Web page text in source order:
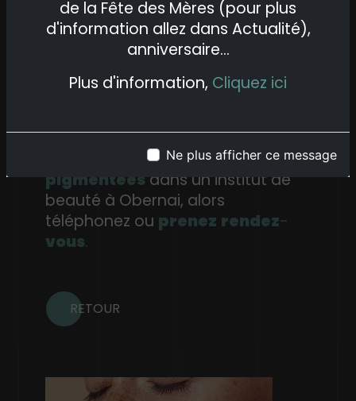
de la Fête des Mères (pour plus
d'information allez dans Actualité),
anniversaire...
Plus d'information, Cliquez ici
Ne plus afficher ce message
de peau sur les zones pigmentées
en la combinant avec la crème
Si vous êtes convaincu par les
visagepour lespeaux
pigmentées ou hyper
pigmentéesdans un institut de
beauté à Obernai, alors
téléphonez ou prenez rendez-
vous.
RETOUR